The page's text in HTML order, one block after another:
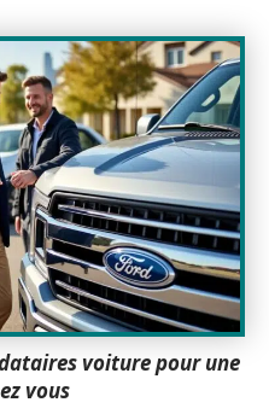
voiture pour une
vous